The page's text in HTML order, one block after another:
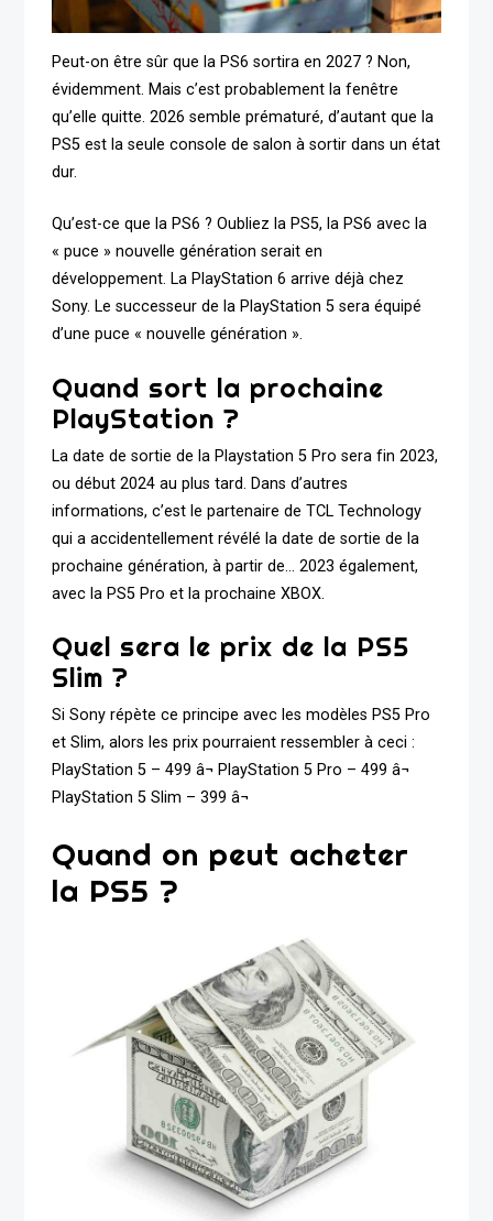
Peut-on être sûr que la PS6 sortira en 2027 ? Non,
évidemment. Mais c’est probablement la fenêtre
qu’elle quitte. 2026 semble prématuré, d’autant que la
PS5 est la seule console de salon à sortir dans un état
dur.
Qu’est-ce que la PS6 ? Oubliez la PS5, la PS6 avec la
« puce » nouvelle génération serait en
développement. La PlayStation 6 arrive déjà chez
Sony. Le successeur de la PlayStation 5 sera équipé
d’une puce « nouvelle génération ».
Quand sort la prochaine
PlayStation ?
La date de sortie de la Playstation 5 Pro sera fin 2023,
ou début 2024 au plus tard. Dans d’autres
informations, c’est le partenaire de TCL Technology
qui a accidentellement révélé la date de sortie de la
prochaine génération, à partir de… 2023 également,
avec la PS5 Pro et la prochaine XBOX.
Quel sera le prix de la PS5
Slim ?
Si Sony répète ce principe avec les modèles PS5 Pro
et Slim, alors les prix pourraient ressembler à ceci :
PlayStation 5 – 499 â¬ PlayStation 5 Pro – 499 â¬
PlayStation 5 Slim – 399 â¬
Quand on peut acheter
la PS5 ?